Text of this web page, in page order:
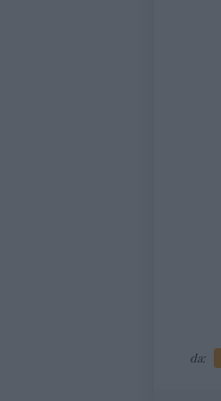
da: